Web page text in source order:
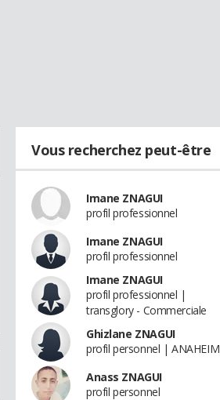
Vous recherchez peut-être
Imane ZNAGUI
profil professionnel
Imane ZNAGUI
profil professionnel
Imane ZNAGUI
profil professionnel |
transglory - Commerciale
Ghizlane ZNAGUI
profil personnel | ANAHEIM
Anass ZNAGUI
profil personnel